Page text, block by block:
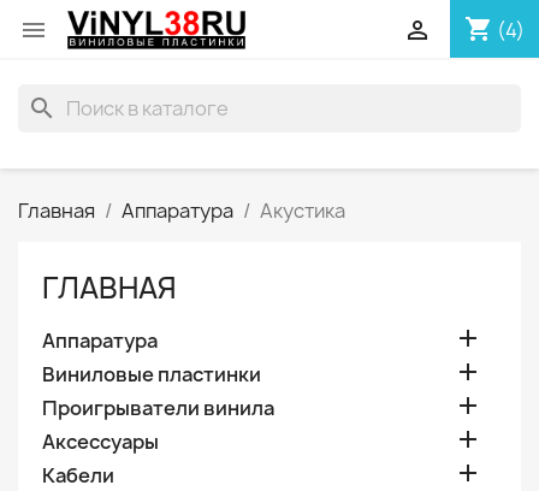
 shopping_cart (4)

search
Главная Аппаратура Акустика
ГЛАВНАЯ
Аппаратура 
Виниловые пластинки 
Проигрыватели винила 
Аксессуары 
Кабели 